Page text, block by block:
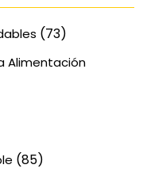
(73)
Alimentación
(85)